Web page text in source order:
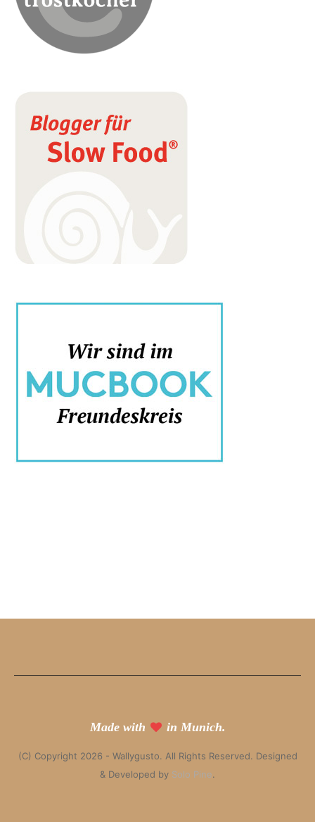
Made with in Munich.
(C) Copyright 2026 - Wallygusto. All Rights Reserved. Designed
& Developed by Solo Pine.